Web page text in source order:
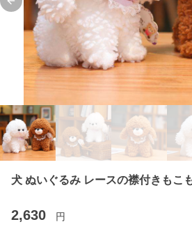
Previous slide
犬 ぬいぐるみ レースの襟付きも
2,630 円